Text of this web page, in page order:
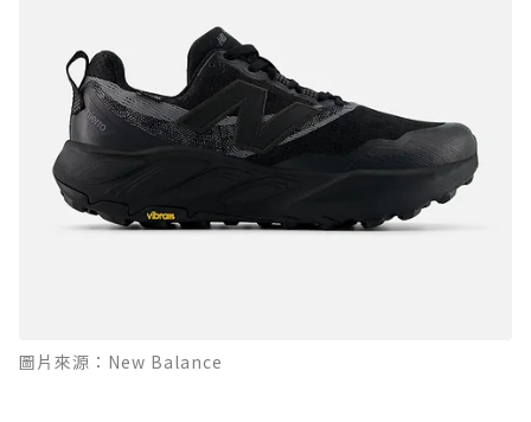
圖片來源：New Balance